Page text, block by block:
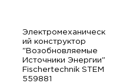
Электромеханическ
ий конструктор
"Возобновляемые
Источники Энергии"
Fischertechnik STEM
559881